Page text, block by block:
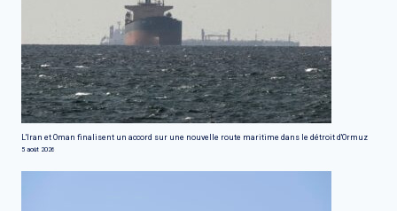
L'Iran et Oman finalisent un accord sur une nouvelle route maritime dans le détroit d'Ormuz
5 août 2026